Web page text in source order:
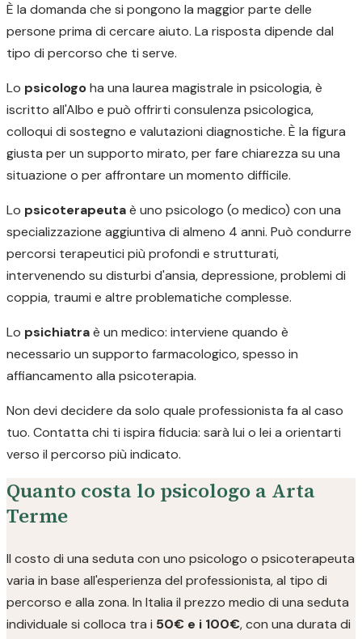
È la domanda che si pongono la maggior parte delle
persone prima di cercare aiuto. La risposta dipende dal
tipo di percorso che ti serve.
Lo psicologoha una laurea magistrale in psicologia, è
iscritto all'Albo e può offrirti consulenza psicologica,
colloqui di sostegno e valutazioni diagnostiche. È la figura
giusta per un supporto mirato, per fare chiarezza su una
situazione o per affrontare un momento difficile.
Lo psicoterapeutaè uno psicologo (o medico) con una
specializzazione aggiuntiva di almeno 4 anni. Può condurre
percorsi terapeutici più profondi e strutturati,
intervenendo su disturbi d'ansia, depressione, problemi di
coppia, traumi e altre problematiche complesse.
Lo psichiatraè un medico: interviene quando è
necessario un supporto farmacologico, spesso in
affiancamento alla psicoterapia.
Non devi decidere da solo quale professionista fa al caso
tuo. Contatta chi ti ispira fiducia: sarà lui o lei a orientarti
verso il percorso più indicato.
Quanto costa lo psicologo a Arta
Terme
Il costo di una seduta con uno psicologo o psicoterapeuta
varia in base all'esperienza del professionista, al tipo di
percorso e alla zona. In Italia il prezzo medio di una seduta
individuale si colloca tra i 50€ e i 100€, con una durata di